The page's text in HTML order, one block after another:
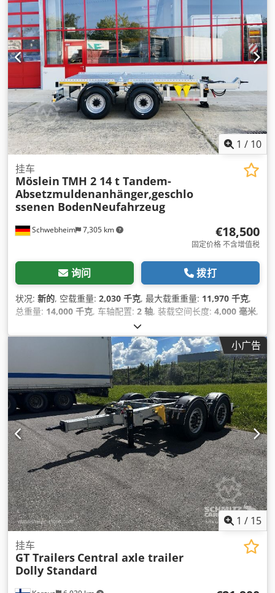
1 / 10
Schwebheim 7,305 km
挂车
Möslein TMH 2 14 t Tandem-
Absetzmuldenanhänger,geschlo
ssenen BodenNeufahrzeug
€18,500
固定价格 不含增值税
询问 拨打
状况: 新的, 空载重量: 2,030 千克, 最大载重重量: 11,970 千克,
总重量: 14,000 千克, 车轴配置: 2 轴, 装载空间长度: 4,000 毫米,
, 悬挂系统:
R19,5, 颜色:其他, 齿轮类型:其他, 前轮轮胎规格:285 /70
285 /70 R19,5, 驾驶室:其他, 排放等级:
, 设备:压缩空气制动器, 防抱死制动系统
(ABS),
小广告
1 / 15
挂车
GT Trailers Central axle trailer
Dolly Standard